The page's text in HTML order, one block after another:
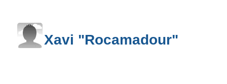
Xavi "Rocamadour"